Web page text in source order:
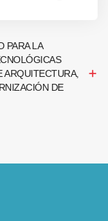
PARA LA
ARQUITECTURA,
DE